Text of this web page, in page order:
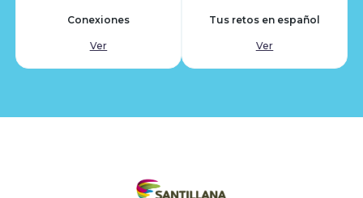
Conexiones
Ver
Tus retos en español
Ver